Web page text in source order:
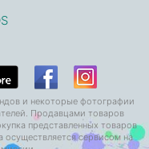
и некоторые фотографии
Продавцами товаров
представленных товаров
осуществляется сервисом на